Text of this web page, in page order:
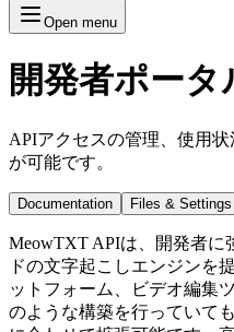
Open menu
開発者ポータ
APIアクセスの管理、使用
が可能です。
Documentation Files & Settings
MeowTXT APIは、開発者に
ドの文字起こしエンジンを
ットフォーム、ビデオ編集
のような構築を行っていて